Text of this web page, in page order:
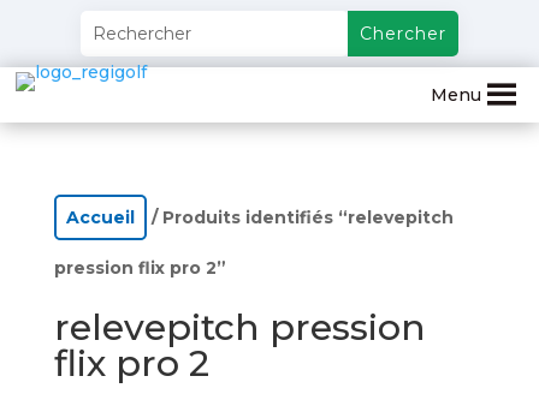
Menu
Accueil / Produits identifiés “relevepitch
pression flix pro 2”
relevepitch pression
flix pro 2